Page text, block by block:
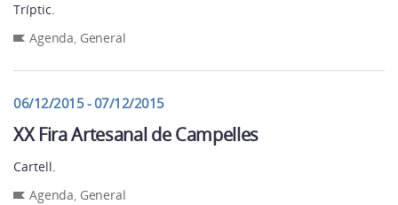
Tríptic.
Agenda, General
06/12/2015 - 07/12/2015
XX Fira Artesanal de Campelles
Cartell.
Agenda, General